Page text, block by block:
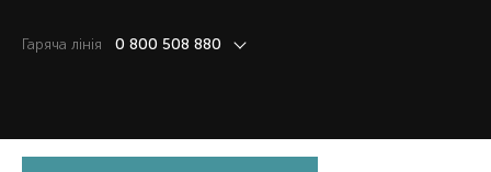
Гаряча лiнiя 0 800 508 880